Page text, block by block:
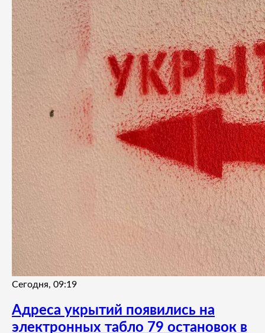
Сегодня, 09:19
Адреса укрытий появились на
электронных табло 79 остановок в